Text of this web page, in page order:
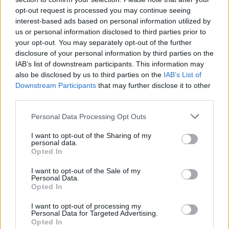
opt-out request is processed you may continue seeing
interest-based ads based on personal information utilized by
us or personal information disclosed to third parties prior to
your opt-out. You may separately opt-out of the further
disclosure of your personal information by third parties on the
IAB’s list of downstream participants. This information may
also be disclosed by us to third parties on the IAB’s List of
Downstream Participants that may further disclose it to other
Please note that this website/app uses one or more Google
not limited to your visit or usage behaviour. You may click to
grant or deny consent to Google and its third-party tags to
use your data for below specified purposes in below Google
consent section.
Personal Data Processing Opt Outs
I want to opt-out of the Sharing of my
personal data.
Opted In
I want to opt-out of the Sale of my
Personal Data.
Opted In
I want to opt-out of processing my
Personal Data for Targeted Advertising.
Opted In
amiben majd mindig hazai előadók mesélnek
hangszerparkjukról, először a friss lemezesÁkos
Profilban pedig a remekül visszatérőNew Order
karrierjét vettük át, sőt interjút is készítettünk a
zenekar legújabb tagjával
- a lap közepén az október 16-17-iTelekom
Electronic Beats Festival Budapest 2015melléklete
helyszínekkel, minden tudnivalóval
What The FAQ-ban a születésnapját nagykoncerttel
ünneplőLaár András
Világrecordertermészetesen a WOMEX-re
koncentrál, bemutatjuk az életműdíjas és
az összes korábbi WOMEX-életműdíjast